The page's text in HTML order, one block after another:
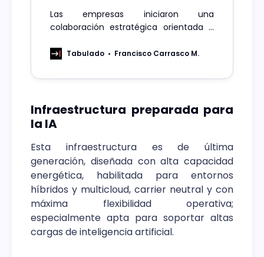
Las empresas iniciaron una
colaboración estratégica orientada a
inteligentes en la Región Metropolitana,
articulación público-privada.
Tabulado Francisco Carrasco M.
Infraestructura preparada para
la IA
Esta infraestructura es de última
generación, diseñada con alta capacidad
energética, habilitada para entornos
híbridos y multicloud, carrier neutral y con
máxima flexibilidad operativa;
especialmente apta para soportar altas
cargas de inteligencia artificial.